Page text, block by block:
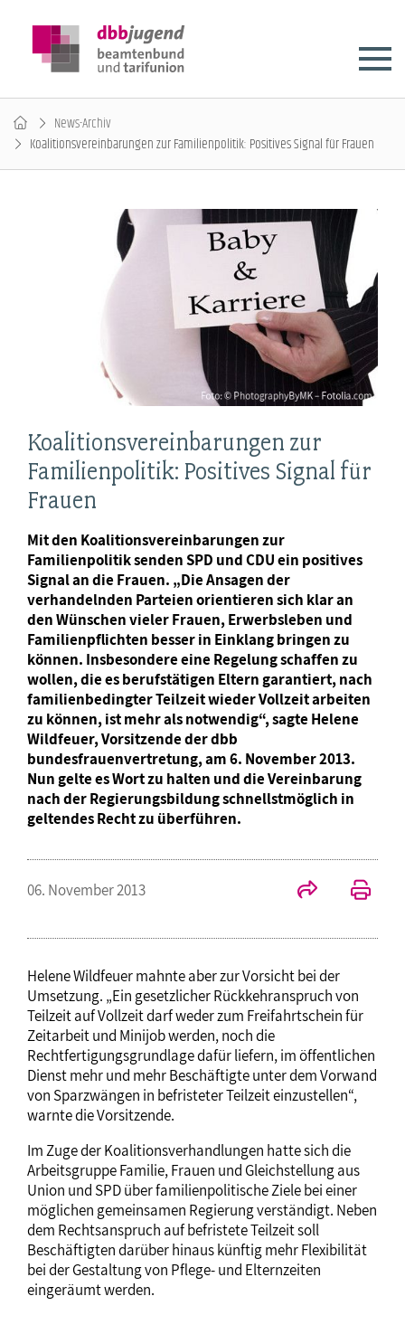
News-Archiv
Koalitionsvereinbarungen zur Familienpolitik: Positives Signal für Frauen
Koalitionsvereinbarungen zur
Familienpolitik: Positives Signal für
Frauen
Mit den Koalitionsvereinbarungen zur
Familienpolitik senden SPD und CDU ein positives
Signal an die Frauen. „Die Ansagen der
verhandelnden Parteien orientieren sich klar an
den Wünschen vieler Frauen, Erwerbsleben und
Familienpflichten besser in Einklang bringen zu
können. Insbesondere eine Regelung schaffen zu
wollen, die es berufstätigen Eltern garantiert, nach
familienbedingter Teilzeit wieder Vollzeit arbeiten
zu können, ist mehr als notwendig“, sagte Helene
Wildfeuer, Vorsitzende der dbb
bundesfrauenvertretung, am 6. November 2013.
Nun gelte es Wort zu halten und die Vereinbarung
nach der Regierungsbildung schnellstmöglich in
geltendes Recht zu überführen.
06. November 2013
Helene Wildfeuer mahnte aber zur Vorsicht bei der
Umsetzung. „Ein gesetzlicher Rückkehranspruch von
Teilzeit auf Vollzeit darf weder zum Freifahrtschein für
Zeitarbeit und Minijob werden, noch die
Rechtfertigungsgrundlage dafür liefern, im öffentlichen
Dienst mehr und mehr Beschäftigte unter dem Vorwand
von Sparzwängen in befristeter Teilzeit einzustellen“,
warnte die Vorsitzende.
Im Zuge der Koalitionsverhandlungen hatte sich die
Arbeitsgruppe Familie, Frauen und Gleichstellung aus
Union und SPD über familienpolitische Ziele bei einer
möglichen gemeinsamen Regierung verständigt. Neben
dem Rechtsanspruch auf befristete Teilzeit soll
Beschäftigten darüber hinaus künftig mehr Flexibilität
bei der Gestaltung von Pflege- und Elternzeiten
eingeräumt werden.